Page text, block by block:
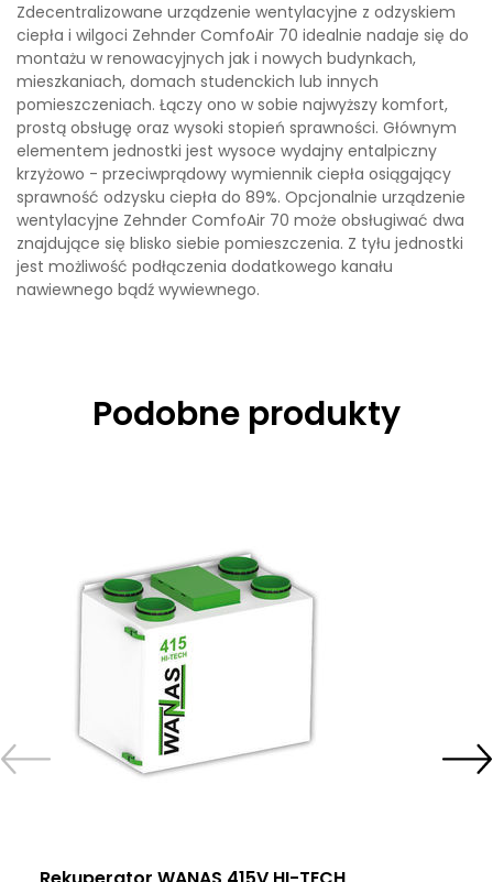
Zdecentralizowane urządzenie wentylacyjne z odzyskiem
ciepła i wilgoci Zehnder ComfoAir 70 idealnie nadaje się do
montażu w renowacyjnych jak i nowych budynkach,
mieszkaniach, domach studenckich lub innych
pomieszczeniach. Łączy ono w sobie najwyższy komfort,
prostą obsługę oraz wysoki stopień sprawności. Głównym
elementem jednostki jest wysoce wydajny entalpiczny
krzyżowo - przeciwprądowy wymiennik ciepła osiągający
sprawność odzysku ciepła do 89%. Opcjonalnie urządzenie
wentylacyjne Zehnder ComfoAir 70 może obsługiwać dwa
znajdujące się blisko siebie pomieszczenia. Z tyłu jednostki
jest możliwość podłączenia dodatkowego kanału
nawiewnego bądź wywiewnego.
Podobne produkty